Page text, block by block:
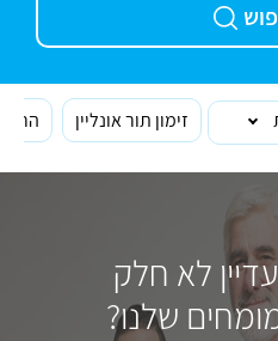
זימון תור אונליין
לא חלק
שלנו?